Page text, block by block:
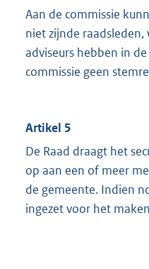
Aan de commissie
niet zijnde
adviseurs hebben in
commissie geen
Artikel 5
De Raad draagt het
op aan een of meer
de gemeente. Indien
ingezet voor het